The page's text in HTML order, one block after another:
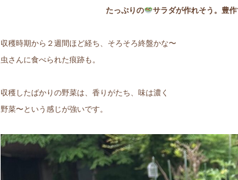
たっぷりの
サラダが作れそう。豊
収穫時期から２週間ほど経ち、そろそろ終盤かな〜
虫さんに食べられた痕跡も。
収穫したばかりの野菜は、香りがたち、味は濃く
野菜〜という感じが強いです。